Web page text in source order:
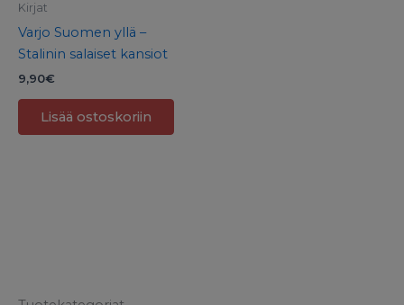
Kirjat
Varjo Suomen yllä –
Stalinin salaiset kansiot
9,90€
Lisää ostoskoriin